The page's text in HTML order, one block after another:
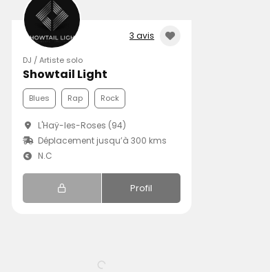
3 avis
DJ / Artiste solo
Showtail Light
Blues Rap Rock
L'Haÿ-les-Roses (94)
Déplacement jusqu’à 300 kms
N.C
Profil